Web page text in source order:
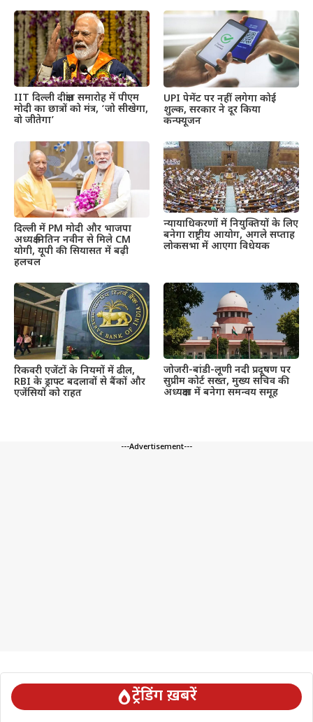
IIT दिल्ली दीक्षांत समारोह में पीएम
मोदी का छात्रों को मंत्र, ‘जो सीखेगा,
वो जीतेगा’
UPI पेमेंट पर नहीं लगेगा कोई
शुल्क, सरकार ने दूर किया
कन्फ्यूजन
दिल्ली में PM मोदी और भाजपा
अध्यक्ष नितिन नवीन से मिले CM
योगी, यूपी की सियासत में बढ़ी
हलचल
न्यायाधिकरणों में नियुक्तियों के लिए
बनेगा राष्ट्रीय आयोग, अगले सप्ताह
लोकसभा में आएगा विधेयक
रिकवरी एजेंटों के नियमों में ढील,
RBI के ड्राफ्ट बदलावों से बैंकों और
एजेंसियों को राहत
जोजरी-बांडी-लूणी नदी प्रदूषण पर
सुप्रीम कोर्ट सख्त, मुख्य सचिव की
अध्यक्षता में बनेगा समन्वय समूह
---Advertisement---
ट्रेंडिंग ख़बरें